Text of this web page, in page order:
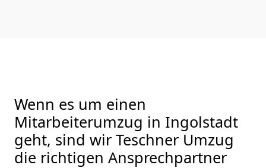
Wenn es um einen
Mitarbeiterumzug in Ingolstadt
geht, sind wir Teschner Umzug
die richtigen Ansprechpartner